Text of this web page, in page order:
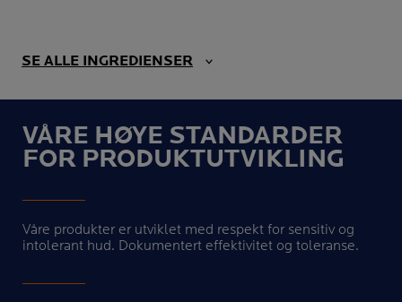
SE ALLE INGREDIENSER
VÅRE HØYE STANDARDER
FOR PRODUKTUTVIKLING
Våre produkter er utviklet med respekt for sensitiv og
intolerant hud. Dokumentert effektivitet og toleranse.